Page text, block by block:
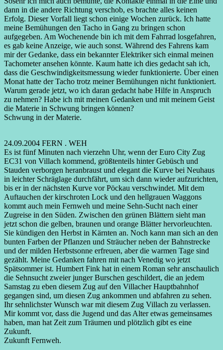
dann in die andere Richtung verschob, es brachte alles keinen
Erfolg. Dieser Vorfall liegt schon einige Wochen zurück. Ich hatte
meine Bemühungen den Tacho in Gang zu bringen schon
aufgegeben. Am Wochenende bin ich mit dem Fahrrad losgefahren,
es gab keine Anzeige, wie auch sonst. Während des Fahrens kam
mir der Gedanke, dass ein bekannter Elektriker sich einmal meinen
Tachometer ansehen könnte. Kaum hatte ich dies gedacht sah ich,
dass die Geschwindigkeitsmessung wieder funktionierte. Über einen
Monat hatte der Tacho trotz meiner Bemühungen nicht funktioniert.
Warum gerade jetzt, wo ich daran gedacht habe Hilfe in Anspruch
zu nehmen? Habe ich mit meinen Gedanken und mit meinem Geist
die Materie in Schwung bringen können?
Schwung in der Materie.
24.09.2004 FERN . WEH
Es ist fünf Minuten nach vierzehn Uhr, wenn der Euro City Zug
EC31 von Villach kommend, größtenteils hinter Gebüsch und
Stauden verborgen heranbraust und elegant die Kurve bei Neuhaus
in leichter Schräglage durchfährt, um sich dann wieder aufzurichten,
bis er in der nächsten Kurve vor Pöckau verschwindet. Mit dem
Auftauchen der kirschroten Lock und den hellgrauen Waggons
kommt auch mein Fernweh und meine Sehn-Sucht nach einer
Zugreise in den Süden. Zwischen den grünen Blättern sieht man
jetzt schon die gelben, braunen und orange Blätter hervorleuchten.
Sie kündigen den Herbst in Kärnten an. Noch kann man sich an den
bunten Farben der Pflanzen und Sträucher neben der Bahnstrecke
und der milden Herbstsonne erfreuen, aber die warmen Tage sind
gezählt. Meine Gedanken fahren mit nach Venedig wo jetzt
Spätsommer ist. Humbert Fink hat in einem Roman sehr anschaulich
die Sehnsucht zweier junger Burschen geschildert, die an jedem
Samstag zu eben diesem Zug auf den Villacher Hauptbahnhof
gegangen sind, um diesen Zug ankommen und abfahren zu sehen.
Ihr sehnlichster Wunsch war mit diesem Zug Villach zu verlassen.
Mir kommt vor, dass die Jugend und das Alter etwas gemeinsames
haben, man hat Zeit zum Träumen und plötzlich gibt es eine
Zukunft.
Zukunft Fernweh.